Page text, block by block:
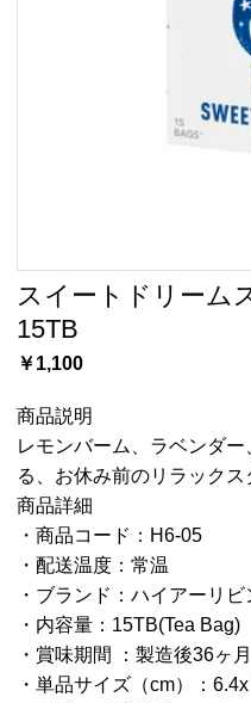
スイートドリーム
15TB
￥1,100
商品説明
レモンバーム、ラベンダ
る、お休み前のリラック
商品詳細
・商品コード：H6-05
・配送温度：常温
・ブランド：ハイアーリビ
・内容量：15TB(Tea Bag)
・賞味期間 ：製造後36ヶ月
・単品サイズ（cm）：